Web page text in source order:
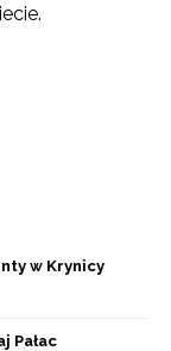
w Krynicy
Pałac